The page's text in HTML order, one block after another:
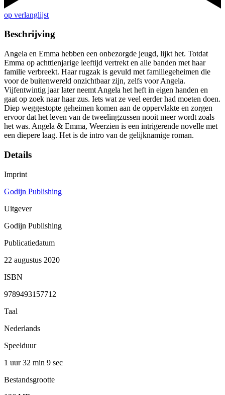
op verlanglijst
Beschrijving
Angela en Emma hebben een onbezorgde jeugd, lijkt het. Totdat
Emma op achttienjarige leeftijd vertrekt en alle banden met haar
familie verbreekt. Haar rugzak is gevuld met familiegeheimen die
voor de buitenwereld onzichtbaar zijn, zelfs voor Angela.
Vijfentwintig jaar later neemt Angela het heft in eigen handen en
gaat op zoek naar haar zus. Iets wat ze veel eerder had moeten doen.
Diep weggestopte geheimen komen aan de oppervlakte en zorgen
ervoor dat het leven van de tweelingzussen nooit meer wordt zoals
het was. Angela & Emma, Weerzien is een intrigerende novelle met
een diepere laag. Het is de intro van de gelijknamige roman.
Details
Imprint
Godijn Publishing
Uitgever
Godijn Publishing
Publicatiedatum
22 augustus 2020
ISBN
9789493157712
Taal
Nederlands
Speelduur
1 uur 32 min 9 sec
Bestandsgrootte